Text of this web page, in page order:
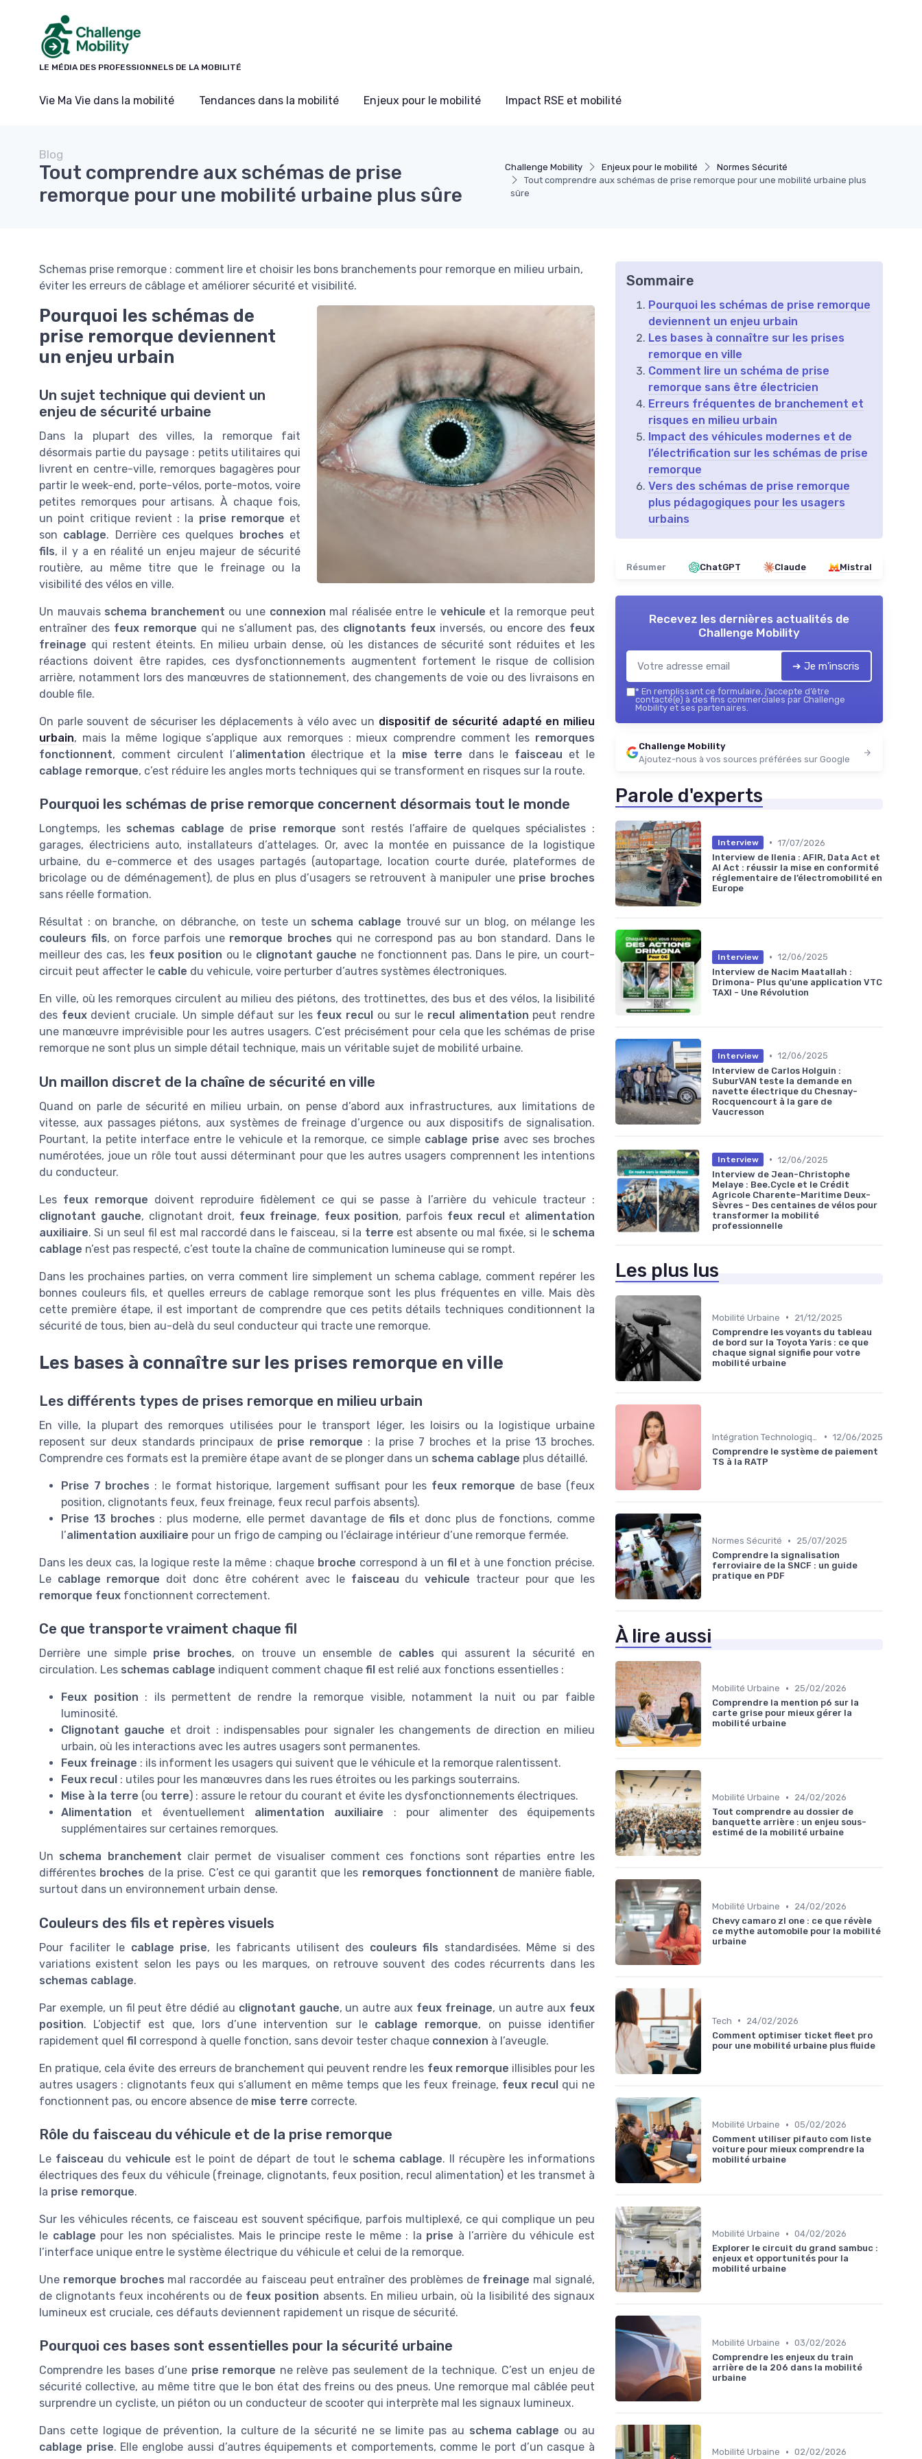
LE MÉDIA DES PROFESSIONNELS DE LA MOBILITÉ
Vie Ma Vie dans la mobilité Tendances dans la mobilité Enjeux pour le mobilité Impact RSE et mobilité
Challenge Mobility Enjeux pour le mobilité
Normes Sécurité
Tout comprendre aux schémas de prise remorque pour une mobilité urbaine plus
sûre
Blog
Tout comprendre aux schémas de prise
remorque pour une mobilité urbaine plus sûre
Schemas prise remorque : comment lire et choisir les bons branchements pour remorque en milieu urbain,
éviter les erreurs de câblage et améliorer sécurité et visibilité.
Pourquoi les schémas de
prise remorque deviennent
un enjeu urbain
Un sujet technique qui devient un
enjeu de sécurité urbaine
Dans la plupart des villes, la remorque fait
désormais partie du paysage : petits utilitaires qui
livrent en centre-ville, remorques bagagères pour
partir le week-end, porte-vélos, porte-motos, voire
petites remorques pour artisans. À chaque fois,
un point critique revient : la prise remorque et
son cablage. Derrière ces quelques broches et
fils, il y a en réalité un enjeu majeur de sécurité
routière, au même titre que le freinage ou la
visibilité des vélos en ville.
Un mauvais schema branchement ou une connexion mal réalisée entre le vehicule et la remorque peut
entraîner des feux remorque qui ne s’allument pas, des clignotants feux inversés, ou encore des feux
freinage qui restent éteints. En milieu urbain dense, où les distances de sécurité sont réduites et les
réactions doivent être rapides, ces dysfonctionnements augmentent fortement le risque de collision
arrière, notamment lors des manœuvres de stationnement, des changements de voie ou des livraisons en
double file.
On parle souvent de sécuriser les déplacements à vélo avec un dispositif de sécurité adapté en milieu
urbain, mais la même logique s’applique aux remorques : mieux comprendre comment les remorques
fonctionnent, comment circulent l’alimentation électrique et la mise terre dans le faisceau et le
cablage remorque, c’est réduire les angles morts techniques qui se transforment en risques sur la route.
Pourquoi les schémas de prise remorque concernent désormais tout le monde
Longtemps, les schemas cablage de prise remorque sont restés l’affaire de quelques spécialistes :
garages, électriciens auto, installateurs d’attelages. Or, avec la montée en puissance de la logistique
urbaine, du e-commerce et des usages partagés (autopartage, location courte durée, plateformes de
bricolage ou de déménagement), de plus en plus d’usagers se retrouvent à manipuler une prise broches
sans réelle formation.
Résultat : on branche, on débranche, on teste un schema cablage trouvé sur un blog, on mélange les
couleurs fils, on force parfois une remorque broches qui ne correspond pas au bon standard. Dans le
meilleur des cas, les feux position ou le clignotant gauche ne fonctionnent pas. Dans le pire, un court-
circuit peut affecter le cable du vehicule, voire perturber d’autres systèmes électroniques.
En ville, où les remorques circulent au milieu des piétons, des trottinettes, des bus et des vélos, la lisibilité
des feuxdevient cruciale. Un simple défaut sur les feux recul ou sur le recul alimentation peut rendre
une manœuvre imprévisible pour les autres usagers. C’est précisément pour cela que les schémas de prise
remorque ne sont plus un simple détail technique, mais un véritable sujet de mobilité urbaine.
Un maillon discret de la chaîne de sécurité en ville
Quand on parle de sécurité en milieu urbain, on pense d’abord aux infrastructures, aux limitations de
vitesse, aux passages piétons, aux systèmes de freinage d’urgence ou aux dispositifs de signalisation.
Pourtant, la petite interface entre le vehicule et la remorque, ce simple cablage prise avec ses broches
numérotées, joue un rôle tout aussi déterminant pour que les autres usagers comprennent les intentions
du conducteur.
Les feux remorque doivent reproduire fidèlement ce qui se passe à l’arrière du vehicule tracteur :
clignotant gauche, clignotant droit, feux freinage, feux position, parfois feux reculet alimentation
auxiliaire. Si un seul fil est mal raccordé dans le faisceau, si la terre est absente ou mal fixée, si le schema
cablage n’est pas respecté, c’est toute la chaîne de communication lumineuse qui se rompt.
Dans les prochaines parties, on verra comment lire simplement un schema cablage, comment repérer les
bonnes couleurs fils, et quelles erreurs de cablage remorque sont les plus fréquentes en ville. Mais dès
cette première étape, il est important de comprendre que ces petits détails techniques conditionnent la
sécurité de tous, bien au-delà du seul conducteur qui tracte une remorque.
Les bases à connaître sur les prises remorque en ville
Les différents types de prises remorque en milieu urbain
En ville, la plupart des remorques utilisées pour le transport léger, les loisirs ou la logistique urbaine
reposent sur deux standards principaux de prise remorque : la prise 7 broches et la prise 13 broches.
Comprendre ces formats est la première étape avant de se plonger dans un schema cablage plus détaillé.
Prise 7 broches : le format historique, largement suffisant pour les feux remorque de base (feux
position, clignotants feux, feux freinage, feux recul parfois absents).
Prise 13 broches : plus moderne, elle permet davantage de fils et donc plus de fonctions, comme
l’alimentation auxiliaire pour un frigo de camping ou l’éclairage intérieur d’une remorque fermée.
Dans les deux cas, la logique reste la même : chaque broche correspond à un filet à une fonction précise.
Le cablage remorque doit donc être cohérent avec le faisceau duvehicule tracteur pour que les
remorque feux fonctionnent correctement.
Ce que transporte vraiment chaque fil
Derrière une simple prise broches, on trouve un ensemble de cables qui assurent la sécurité en
circulation. Les schemas cablage indiquent comment chaque fil est relié aux fonctions essentielles :
Feux position : ils permettent de rendre la remorque visible, notamment la nuit ou par faible
luminosité.
Clignotant gauche et droit : indispensables pour signaler les changements de direction en milieu
urbain, où les interactions avec les autres usagers sont permanentes.
Feux freinage : ils informent les usagers qui suivent que le véhicule et la remorque ralentissent.
Feux recul : utiles pour les manœuvres dans les rues étroites ou les parkings souterrains.
Mise à la terre (ou terre) : assure le retour du courant et évite les dysfonctionnements électriques.
Alimentation et éventuellement alimentation auxiliaire : pour alimenter des équipements
supplémentaires sur certaines remorques.
Un schema branchement clair permet de visualiser comment ces fonctions sont réparties entre les
différentes broches de la prise. C’est ce qui garantit que les remorques fonctionnent de manière fiable,
surtout dans un environnement urbain dense.
Couleurs des fils et repères visuels
Pour faciliter le cablage prise, les fabricants utilisent des couleurs fils standardisées. Même si des
variations existent selon les pays ou les marques, on retrouve souvent des codes récurrents dans les
schemas cablage.
Par exemple, un fil peut être dédié au clignotant gauche, un autre aux feux freinage, un autre aux feux
position. L’objectif est que, lors d’une intervention sur le cablage remorque, on puisse identifier
rapidement quel fil correspond à quelle fonction, sans devoir tester chaque connexion à l’aveugle.
En pratique, cela évite des erreurs de branchement qui peuvent rendre les feux remorque illisibles pour les
autres usagers : clignotants feux qui s’allument en même temps que les feux freinage, feux recul qui ne
fonctionnent pas, ou encore absence de mise terre correcte.
Rôle du faisceau du véhicule et de la prise remorque
Le faisceau duvehicule est le point de départ de tout le schema cablage. Il récupère les informations
électriques des feux du véhicule (freinage, clignotants, feux position, recul alimentation) et les transmet à
la prise remorque.
Sur les véhicules récents, ce faisceau est souvent spécifique, parfois multiplexé, ce qui complique un peu
le cablage pour les non spécialistes. Mais le principe reste le même : la prise à l’arrière du véhicule est
l’interface unique entre le système électrique du véhicule et celui de la remorque.
Une remorque broches mal raccordée au faisceau peut entraîner des problèmes de freinage mal signalé,
de clignotants feux incohérents ou de feux position absents. En milieu urbain, où la lisibilité des signaux
lumineux est cruciale, ces défauts deviennent rapidement un risque de sécurité.
Pourquoi ces bases sont essentielles pour la sécurité urbaine
Comprendre les bases d’une prise remorque ne relève pas seulement de la technique. C’est un enjeu de
sécurité collective, au même titre que le bon état des freins ou des pneus. Une remorque mal câblée peut
surprendre un cycliste, un piéton ou un conducteur de scooter qui interprète mal les signaux lumineux.
Dans cette logique de prévention, la culture de la sécurité ne se limite pas au schema cablage ou au
cablage prise. Elle englobe aussi d’autres équipements et comportements, comme le port d’un casque à
Sommaire
Pourquoi les schémas de prise remorque
deviennent un enjeu urbain
Les bases à connaître sur les prises
remorque en ville
Comment lire un schéma de prise
remorque sans être électricien
Erreurs fréquentes de branchement et
risques en milieu urbain
Impact des véhicules modernes et de
l’électrification sur les schémas de prise
remorque
Vers des schémas de prise remorque
plus pédagogiques pour les usagers
urbains
Résumer ChatGPT Claude Mistral
Recevez les dernières actualités de
Challenge Mobility
➔ Je m'inscris
* En remplissant ce formulaire, j’accepte d’être
contacté(e) à des fins commerciales par Challenge
Mobility et ses partenaires.
Challenge Mobility
Ajoutez-nous à vos sources préférées sur Google
Parole d'experts
Interview • 17/07/2026
Interview de Ilenia : AFIR, Data Act et
AI Act : réussir la mise en conformité
réglementaire de l’électromobilité en
Europe
Interview • 12/06/2025
Interview de Nacim Maatallah :
Drimona- Plus qu'une application VTC
TAXI - Une Révolution
Interview • 12/06/2025
Interview de Carlos Holguin :
SuburVAN teste la demande en
navette électrique du Chesnay-
Rocquencourt à la gare de
Vaucresson
Interview • 12/06/2025
Interview de Jean-Christophe
Melaye : Bee.Cycle et le Crédit
Agricole Charente-Maritime Deux-
Sèvres - Des centaines de vélos pour
transformer la mobilité
professionnelle
Les plus lus
Mobilité Urbaine •
21/12/2025
Comprendre les voyants du tableau
de bord sur la Toyota Yaris : ce que
chaque signal signifie pour votre
mobilité urbaine
• 12/06/2025
Comprendre le système de paiement
TS à la RATP
Normes Sécurité •
25/07/2025
Comprendre la signalisation
ferroviaire de la SNCF : un guide
pratique en PDF
À lire aussi
Mobilité Urbaine •
25/02/2026
Comprendre la mention p6 sur la
carte grise pour mieux gérer la
mobilité urbaine
Mobilité Urbaine •
24/02/2026
Tout comprendre au dossier de
banquette arrière : un enjeu sous-
estimé de la mobilité urbaine
Mobilité Urbaine •
24/02/2026
Chevy camaro zl one : ce que révèle
ce mythe automobile pour la mobilité
urbaine
Tech •
24/02/2026
Comment optimiser ticket fleet pro
pour une mobilité urbaine plus fluide
Mobilité Urbaine • 05/02/2026
Comment utiliser pifauto com liste
voiture pour mieux comprendre la
mobilité urbaine
Mobilité Urbaine • 04/02/2026
Explorer le circuit du grand sambuc :
enjeux et opportunités pour la
mobilité urbaine
Mobilité Urbaine • 03/02/2026
Comprendre les enjeux du train
arrière de la 206 dans la mobilité
urbaine
Mobilité Urbaine • 02/02/2026